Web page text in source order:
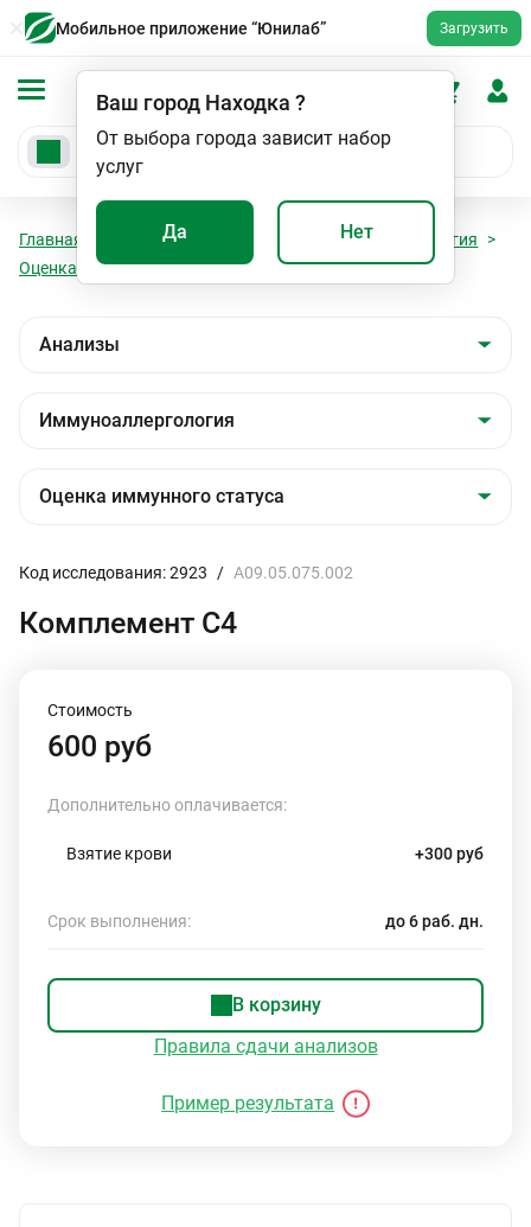
Мобильное приложение “Юнилаб” Загрузить
Ваш город Находка ?
От выбора города зависит набор
услуг
Да Нет
Главная Анализы
Иммуноаллергология
Оценка иммунного статуса
Комплемент С4
Код исследования: 2923 / A09.05.075.002
Комплемент С4
Стоимость
600 руб
Дополнительно оплачивается:
Взятие крови +300 руб
Срок выполнения: до 6 раб. дн.
В корзину
Правила сдачи анализов
Пример результата